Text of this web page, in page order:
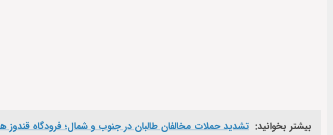
بیشتر بخوانید: تشدید حملات مخالفان طالبان در جنوب و شمال؛ فرودگاه